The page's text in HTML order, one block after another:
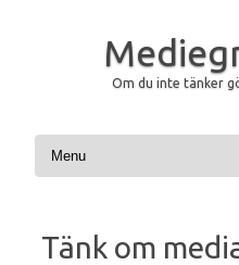
Om du inte tänker
Hoppa till innehåll
Tänk om